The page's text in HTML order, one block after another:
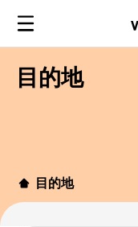
目的地
目的地